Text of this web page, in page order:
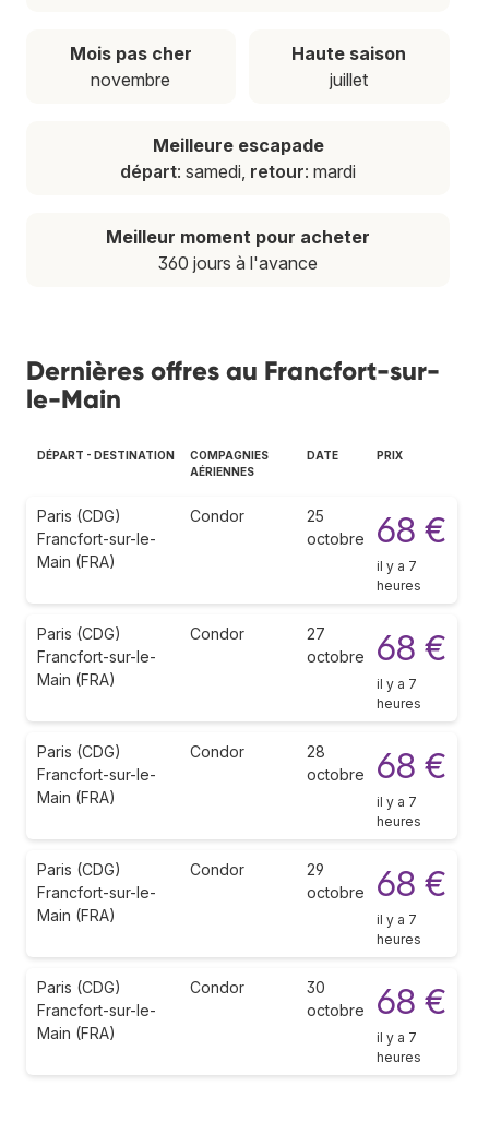
Mois pas cher
novembre
Haute saison
juillet
Meilleure escapade
départ: samedi, retour: mardi
Meilleur moment pour acheter
360 jours à l'avance
Dernières offres au Francfort-sur-
le-Main
DÉPART - DESTINATION
COMPAGNIES
AÉRIENNES
DATE PRIX
Paris (CDG)
Francfort-sur-le-
Main (FRA)
Condor
25
octobre
68 €
il y a 7
heures
Paris (CDG)
Francfort-sur-le-
Main (FRA)
Condor
27
octobre
68 €
il y a 7
heures
Paris (CDG)
Francfort-sur-le-
Main (FRA)
Condor
28
octobre
68 €
il y a 7
heures
Paris (CDG)
Francfort-sur-le-
Main (FRA)
Condor
29
octobre
68 €
il y a 7
heures
Paris (CDG)
Francfort-sur-le-
Main (FRA)
Condor
30
octobre
68 €
il y a 7
heures